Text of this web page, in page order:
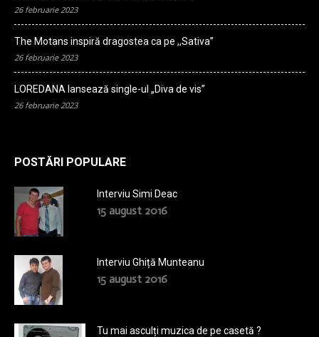
26 februarie 2023
The Motans inspiră dragostea ca pe ,,Sativa”
26 februarie 2023
LOREDANA lansează single-ul „Diva de vis”
26 februarie 2023
POSTĂRI POPULARE
Interviu Simi Deac
15 august 2016
Interviu Ghiță Munteanu
15 august 2016
Tu mai asculți muzica de pe casetă ?